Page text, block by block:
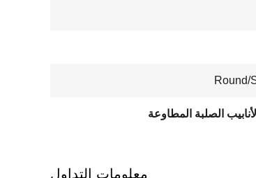
Round/
الصلبة المطاوعة
معلومات التداول